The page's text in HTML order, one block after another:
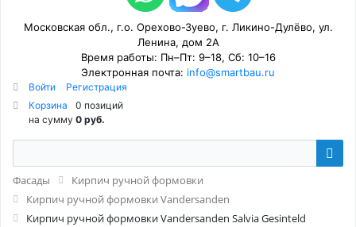
Московская обл., г.о. Орехово-Зуево, г. Ликино-Дулёво, ул.
Ленина, дом 2А
Время работы: Пн–Пт: 9–18, Сб: 10–16
Электронная почта: info@smartbau.ru
Войти
Регистрация
Корзина
0 позиций
на сумму 0 руб.
Фасады
Кирпич ручной формовки
Кирпич ручной формовки Vandersanden
Кирпич ручной формовки Vandersanden Salvia Gesinteld